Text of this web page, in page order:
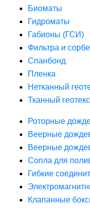
Биоматы
Гидроматы
Габионы (ГСИ)
Фильтра и
Спанбонд
Пленка
Нетканный
Тканный
Роторные
Веерные
Веерные
Сопла для
Гибкие
Клапанные